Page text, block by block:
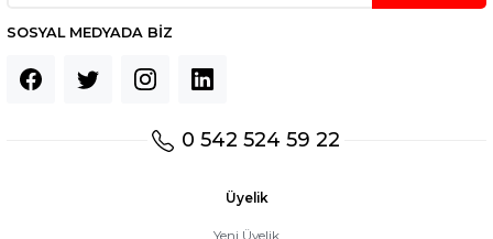
SOSYAL MEDYADA BİZ
0 542 524 59 22
Üyelik
Yeni Üyelik